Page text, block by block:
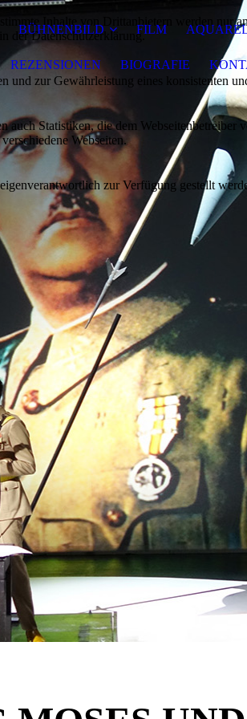
BÜHNENBILD FILM
REZENSIONEN BIOGRAFIE
Inhalte von Drittanbietern werden nur
der Datenschutzerklärung.
zur Gewährleistung eines konsistenten
Statistiken, die dem Webseitenbetreiber
Webseiten.
zur Verfügung gestellt